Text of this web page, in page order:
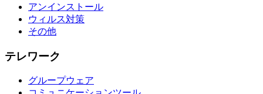
アンインストール
ウィルス対策
その他
テレワーク
グループウェア